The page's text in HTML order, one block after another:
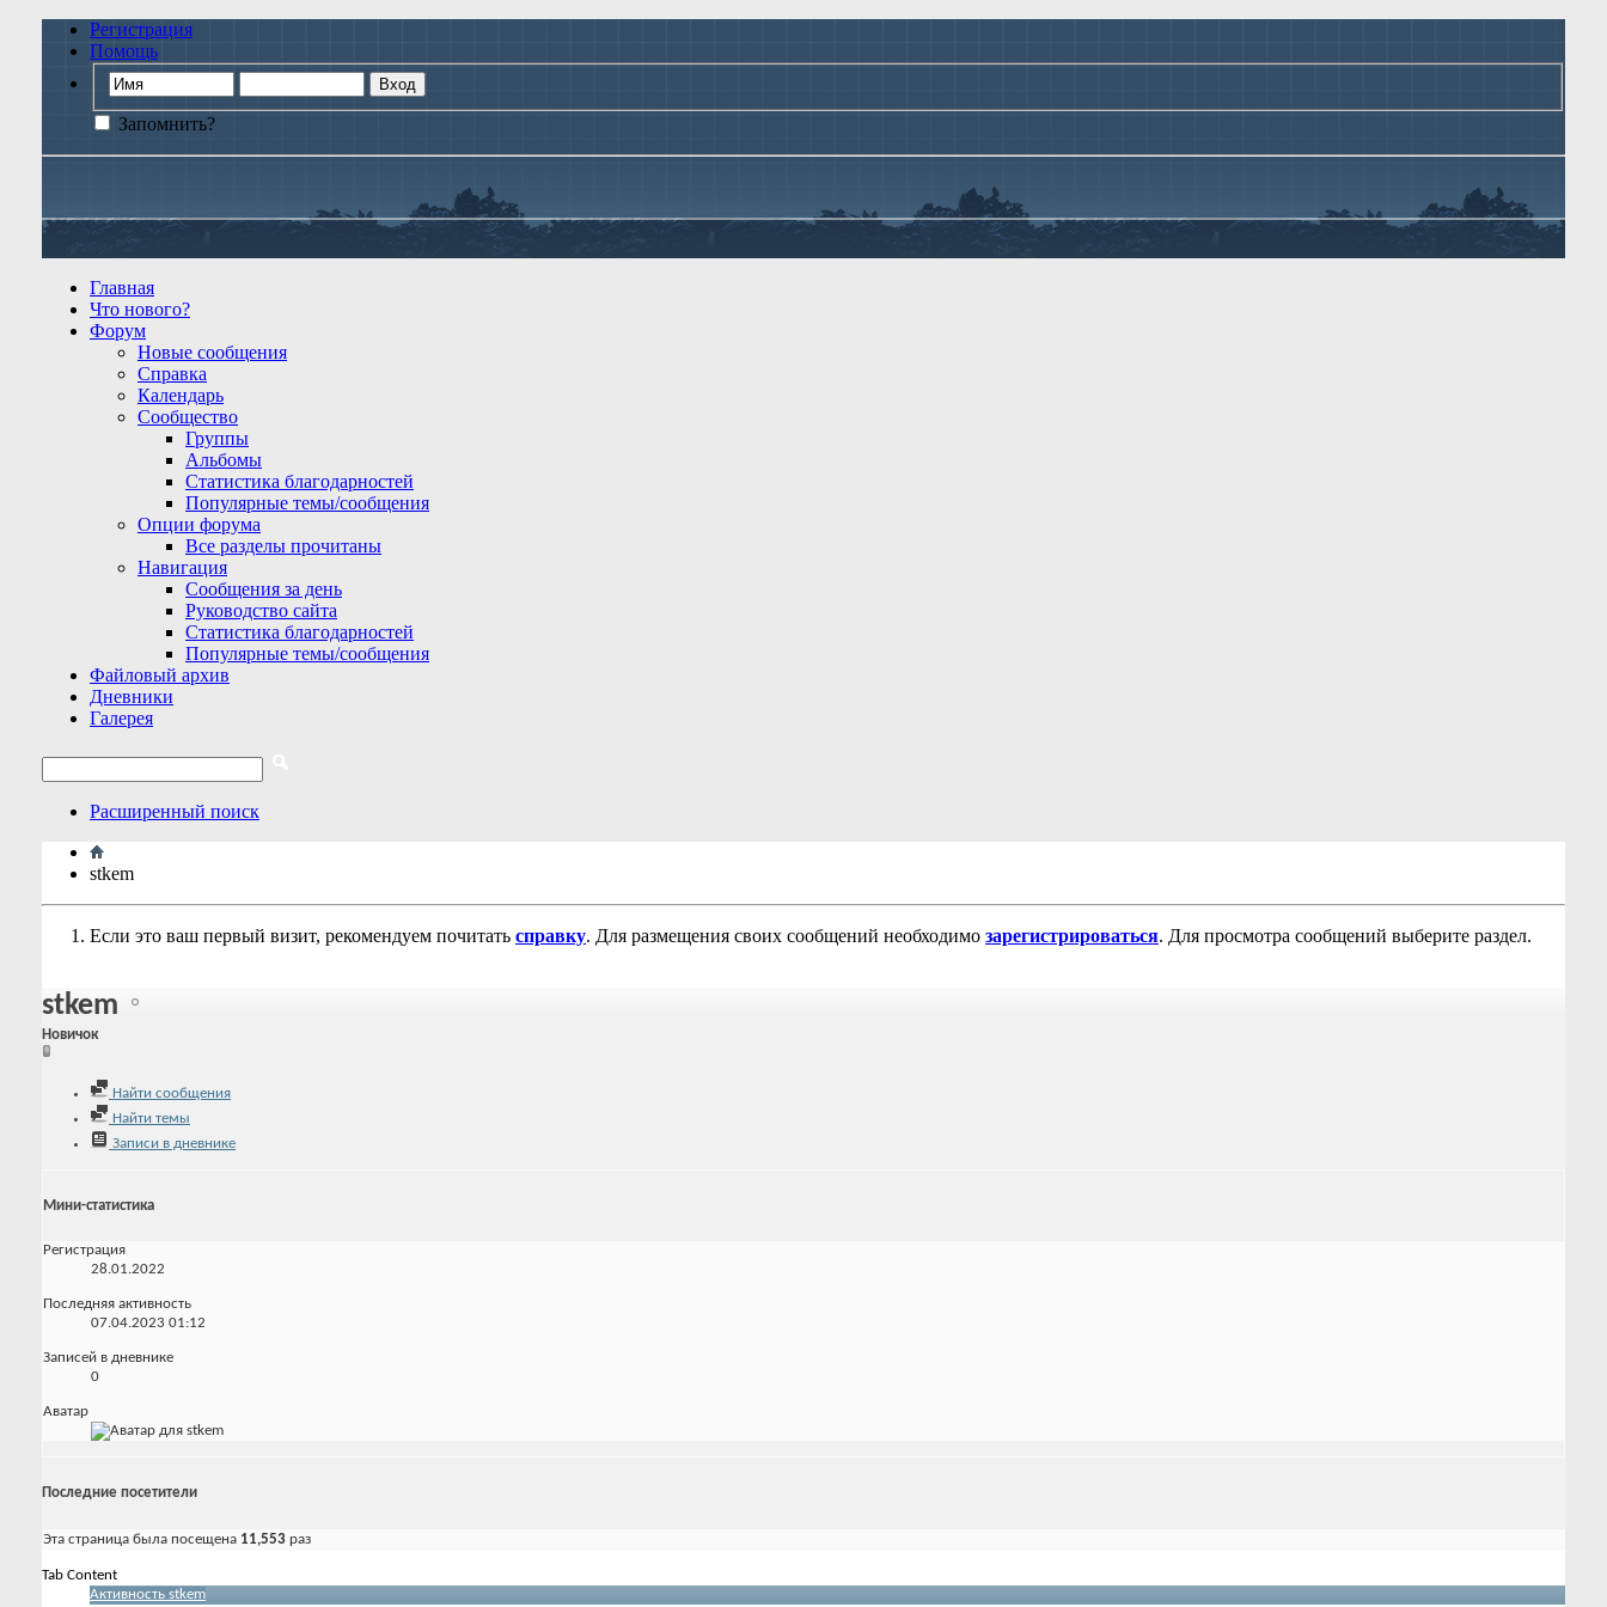
Регистрация
Помощь
Запомнить?
Главная
Что нового?
Форум
Новые сообщения
Справка
Календарь
Сообщество
Группы
Альбомы
Статистика благодарностей
Популярные темы/сообщения
Опции форума
Все разделы прочитаны
Навигация
Сообщения за день
Руководство сайта
Статистика благодарностей
Популярные темы/сообщения
Файловый архив
Дневники
Галерея
Расширенный поиск
stkem
Если это ваш первый визит, рекомендуем почитать справку. Для размещения своих сообщений необходимо зарегистрироваться. Для просмотра сообщений выберите раздел.
stkem
Новичок
Найти сообщения
Найти темы
Записи в дневнике
Мини-статистика
Регистрация
28.01.2022
Последняя активность
07.04.2023 01:12
Записей в дневнике
0
Аватар
Последние посетители
Эта страница была посещена 11,553 раз
Tab Content
Активность stkem